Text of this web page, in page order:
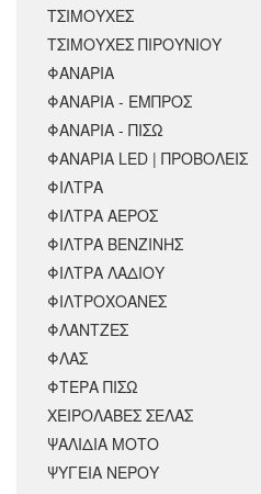
ΤΣΙΜΟΥΧΕΣ
ΤΣΙΜΟΥΧΕΣ ΠΙΡΟΥΝΙΟΥ
ΦΑΝΑΡΙΑ
ΦΑΝΑΡΙΑ - ΕΜΠΡΟΣ
ΦΑΝΑΡΙΑ - ΠΙΣΩ
ΦΑΝΑΡΙΑ LED | ΠΡΟΒΟΛΕΙΣ
ΦΙΛΤΡΑ
ΦΙΛΤΡΑ ΑΕΡΟΣ
ΦΙΛΤΡΑ ΒΕΝΖΙΝΗΣ
ΦΙΛΤΡΑ ΛΑΔΙΟΥ
ΦΙΛΤΡΟΧΟΑΝΕΣ
ΦΛΑΝΤΖΕΣ
ΦΛΑΣ
ΦΤΕΡΑ ΠΙΣΩ
ΧΕΙΡΟΛΑΒΕΣ ΣΕΛΑΣ
ΨΑΛΙΔΙΑ ΜΟΤΟ
ΨΥΓΕΙΑ ΝΕΡΟΥ